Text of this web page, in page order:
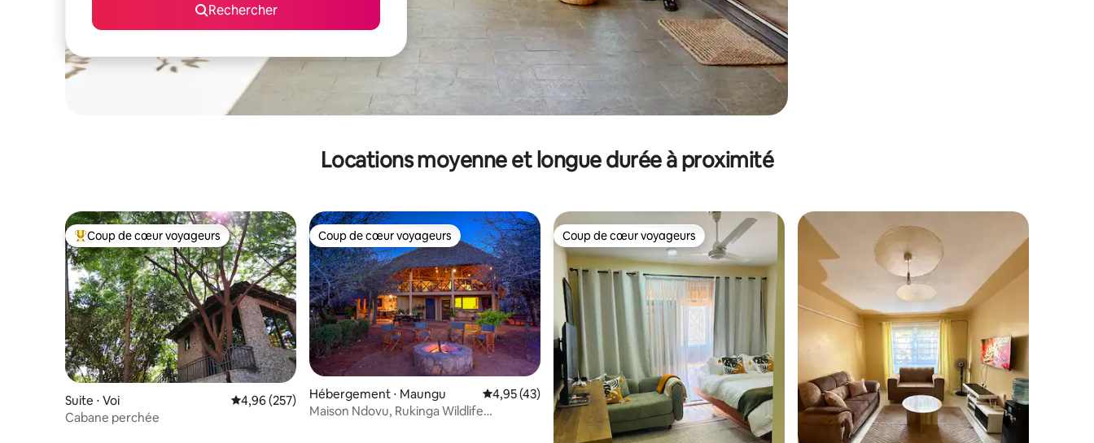
Rechercher
Locations moyenne et longue durée à proximité
Coups de cœur voyageurs les plus appréciés
Coup de cœur voyageurs
Suite ⋅ Voi Évaluation moyenne sur la base de 257 commentaires : 4,96 sur 5
4,96 (257)
Cabane perchée
Coup de cœur voyageurs
Coup de cœur voyageurs
Hébergement ⋅ Maungu Évaluation moyenne sur la base de 43 commentaires : 4,95 sur 5
4,95 (43)
Maison Ndovu, Rukinga Wildlife
Coup de cœur voyageurs
Coup de cœur voyageurs